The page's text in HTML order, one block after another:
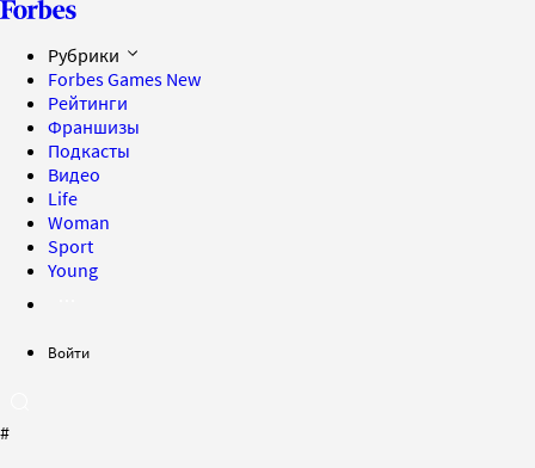
Рубрики
Forbes Games New
Рейтинги
Франшизы
Подкасты
Видео
Life
Woman
Sport
Young
Войти
#